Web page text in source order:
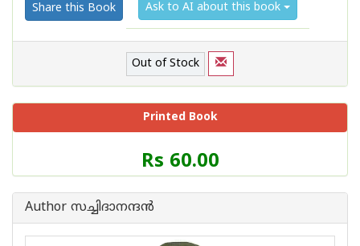
Share this Book Ask to AI about this book
Out of Stock
Printed Book
Price
of
Book
Rs 60.00
Author സച്ചിദാനന്ദന്‍